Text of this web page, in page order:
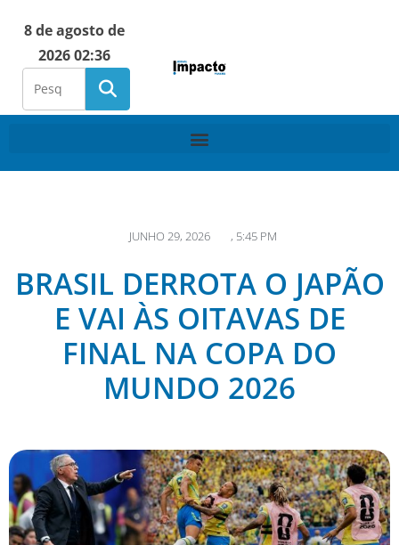
8 de agosto de
2026 02:36
JUNHO 29, 2026 , 5:45 PM
BRASIL DERROTA O JAPÃO
E VAI ÀS OITAVAS DE
FINAL NA COPA DO
MUNDO 2026